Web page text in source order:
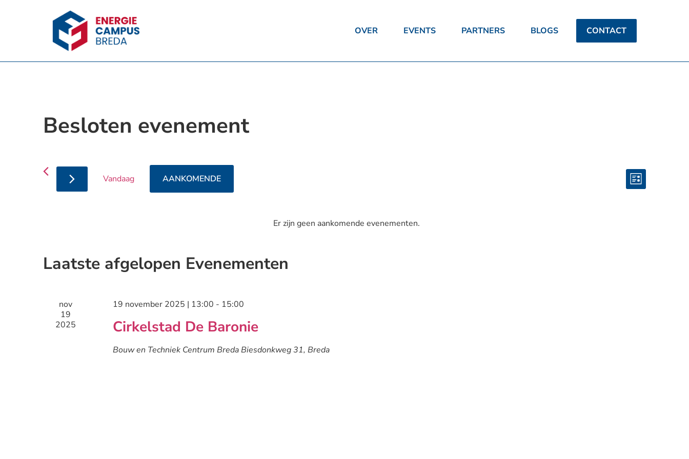
OVER EVENTS PARTNERS BLOGS CONTACT
Besloten evenement
Er zijn geen aankomende evenementen.
LIJST
Vandaag
AANKOMENDE
Selecteer
Laatste afgelopen Evenementen
nov
19
2025
19 november 2025 | 13:00 - 15:00
Cirkelstad De Baronie
Bouw en Techniek Centrum BredaBiesdonkweg 31, Breda